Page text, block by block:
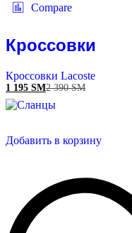
Compare
Кроссовки
Кроссовки Lacoste
1 195 ЅМ2 390ЅМ
Добавить в корзину